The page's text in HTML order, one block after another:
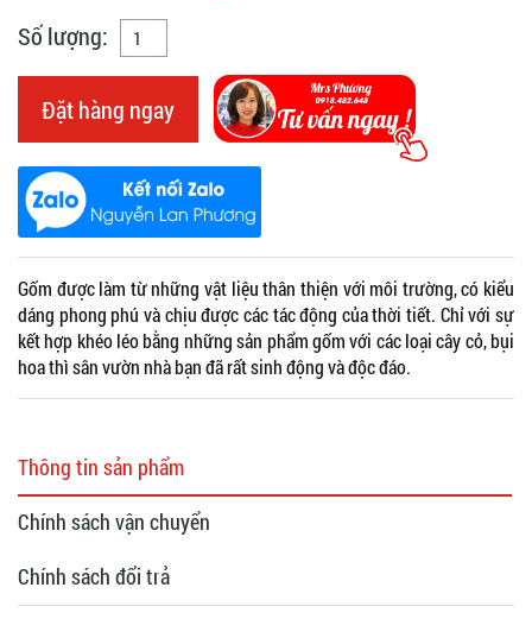
Số lượng:
Đặt hàng ngay
Gốm được làm từ những vật liệu thân thiện với môi trường, có kiểu
dáng phong phú và chịu được các tác động của thời tiết. Chỉ với sự
kết hợp khéo léo bằng những sản phẩm gốm với các loại cây cỏ, bụi
hoa thì sân vườn nhà bạn đã rất sinh động và độc đáo.
Thông tin sản phẩm
Chính sách vận chuyển
Chính sách đổi trả